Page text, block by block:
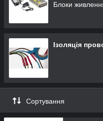
Блоки
Ізоляція
Сортування